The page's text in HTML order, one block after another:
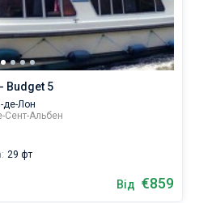
Budget 5
де-Лон
Сент-Альбен
29 фт
Від €859
Показати результати(0)